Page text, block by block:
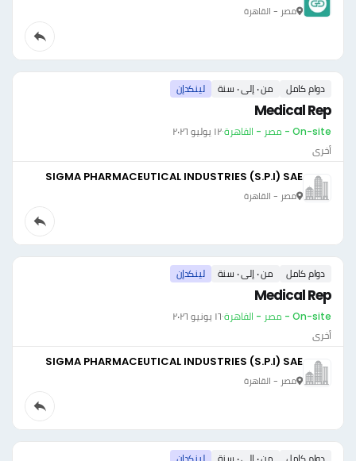
مصر - القاهرة
دوام كامل من ٠ إلى ٠ سنة لينكدإن
Medical Rep
On-site - مصر - القاهرة ·١٢ يوليو ٢٠٢٦
أخرى
SIGMA PHARMACEUTICAL INDUSTRIES (S.P.I) SAE
مصر - القاهرة
دوام كامل من ٠ إلى ٠ سنة لينكدإن
Medical Rep
On-site - مصر - القاهرة ·١٦ يونيو ٢٠٢٦
أخرى
SIGMA PHARMACEUTICAL INDUSTRIES (S.P.I) SAE
مصر - القاهرة
دوام كامل من ٠ إلى ٠ سنة لينكدإن